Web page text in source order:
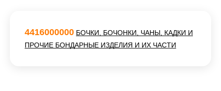
4416000000 БОЧКИ, БОЧОНКИ, ЧАНЫ, КАДКИ И
ПРОЧИЕ БОНДАРНЫЕ ИЗДЕЛИЯ И ИХ ЧАСТИ